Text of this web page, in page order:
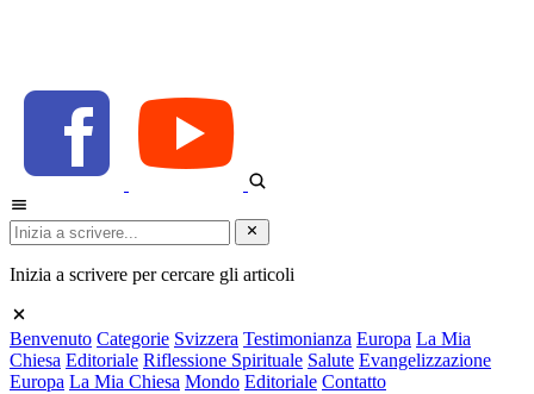
Inizia a scrivere per cercare gli articoli
Benvenuto Categorie Svizzera Testimonianza Europa La Mia
Chiesa Editoriale Riflessione Spirituale Salute Evangelizzazione
Europa La Mia Chiesa Mondo Editoriale Contatto